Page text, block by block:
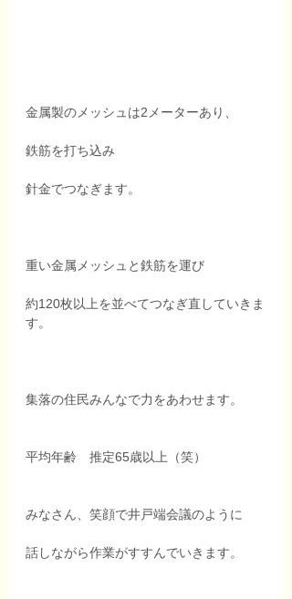
金属製のメッシュは2メーターあり、
鉄筋を打ち込み
針金でつなぎます。
重い金属メッシュと鉄筋を運び
約120枚以上を並べてつなぎ直していきま
す。
集落の住民みんなで力をあわせます。
平均年齢　推定65歳以上（笑）
みなさん、笑顔で井戸端会議のように
話しながら作業がすすんでいきます。